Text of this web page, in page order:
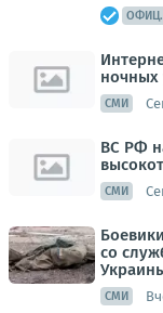
ОФИЦ.
ночных
СМИ
ВС РФ
СМИ
со
СМИ